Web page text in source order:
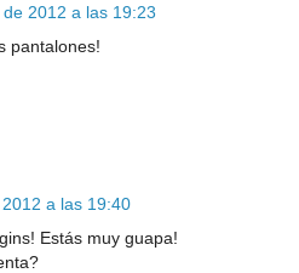
2012 a las 19:23
pantalones!
a las 19:40
Estás muy guapa!